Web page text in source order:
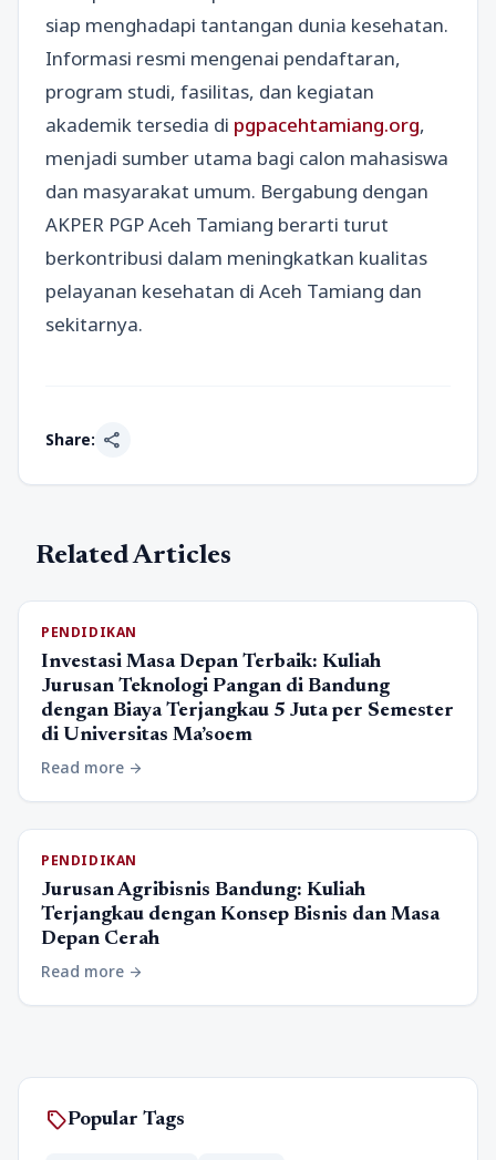
siap menghadapi tantangan dunia kesehatan.
Informasi resmi mengenai pendaftaran,
program studi, fasilitas, dan kegiatan
akademik tersedia di pgpacehtamiang.org,
menjadi sumber utama bagi calon mahasiswa
dan masyarakat umum. Bergabung dengan
AKPER PGP Aceh Tamiang berarti turut
berkontribusi dalam meningkatkan kualitas
pelayanan kesehatan di Aceh Tamiang dan
sekitarnya.
Share: share
Related Articles
PENDIDIKAN
Investasi Masa Depan Terbaik: Kuliah
Jurusan Teknologi Pangan di Bandung
dengan Biaya Terjangkau 5 Juta per Semester
di Universitas Ma’soem
Read more arrow_forward
PENDIDIKAN
Jurusan Agribisnis Bandung: Kuliah
Terjangkau dengan Konsep Bisnis dan Masa
Depan Cerah
Read more arrow_forward
sellPopular Tags